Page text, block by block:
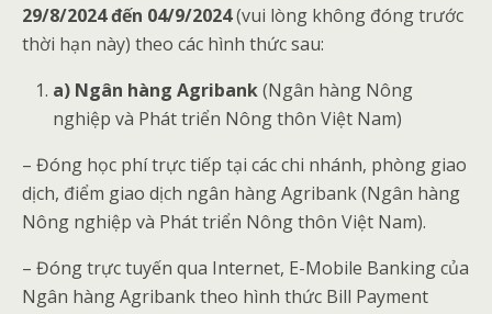
29/8/2024 đến 04/9/2024(vui lòng không đóng trước
thời hạn này) theo các hình thức sau:
a) Ngân hàng Agribank(Ngân hàng Nông
nghiệp và Phát triển Nông thôn Việt Nam)
– Đóng học phí trực tiếp tại các chi nhánh, phòng giao
dịch, điểm giao dịch ngân hàng Agribank (Ngân hàng
Nông nghiệp và Phát triển Nông thôn Việt Nam).
– Đóng trực tuyến qua Internet, E-Mobile Banking của
Ngân hàng Agribank theo hình thức Bill Payment